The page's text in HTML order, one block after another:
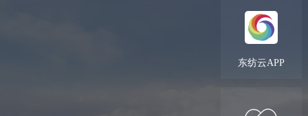
东纺云APP